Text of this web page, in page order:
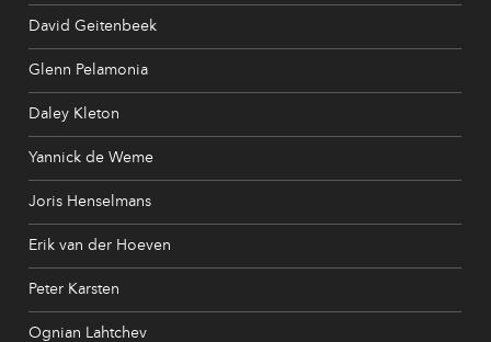
David Geitenbeek
Glenn Pelamonia
Daley Kleton
Yannick de Weme
Joris Henselmans
Erik van der Hoeven
Peter Karsten
Ognian Lahtchev